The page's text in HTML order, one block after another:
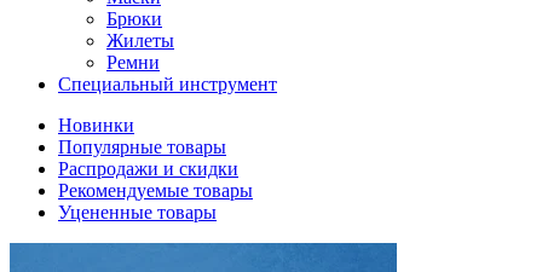
Брюки
Жилеты
Ремни
Специальный инструмент
Новинки
Популярные товары
Распродажи и скидки
Рекомендуемые товары
Уцененные товары